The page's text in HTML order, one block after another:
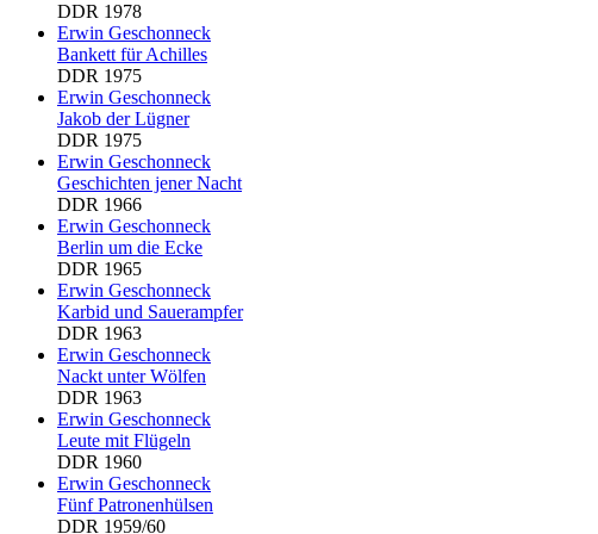
DDR 1978
Erwin Geschonneck
Bankett für Achilles
DDR 1975
Erwin Geschonneck
Jakob der Lügner
DDR 1975
Erwin Geschonneck
Geschichten jener Nacht
DDR 1966
Erwin Geschonneck
Berlin um die Ecke
DDR 1965
Erwin Geschonneck
Karbid und Sauerampfer
DDR 1963
Erwin Geschonneck
Nackt unter Wölfen
DDR 1963
Erwin Geschonneck
Leute mit Flügeln
DDR 1960
Erwin Geschonneck
Fünf Patronenhülsen
DDR 1959/60